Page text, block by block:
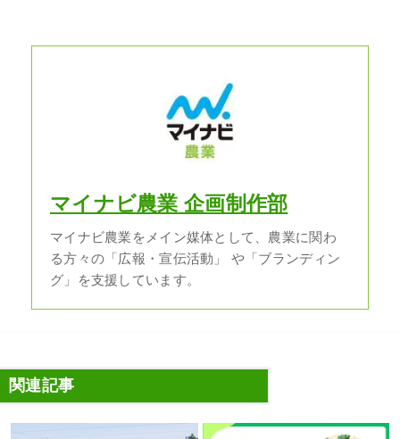
マイナビ農業 企画制作部
マイナビ農業をメイン媒体として、農業に関わ
る方々の「広報・宣伝活動」 や「ブランディン
グ」を支援しています。
関連記事